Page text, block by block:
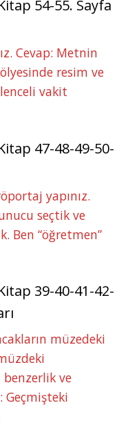
54-55. Sayfa
Cevap: Metnin
resim ve
vakit
47-48-49-50-
yapınız.
seçtik ve
Ben “öğretmen”
39-40-41-42-
müzedeki
ve
Geçmişteki